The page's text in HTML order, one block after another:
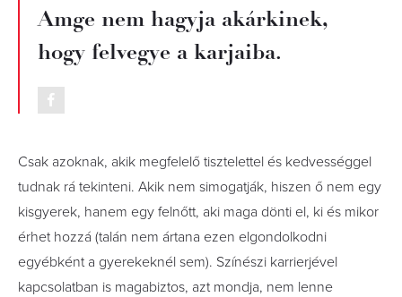
Amge nem hagyja akárkinek,
hogy felvegye a karjaiba.
Csak azoknak, akik megfelelő tisztelettel és kedvességgel
tudnak rá tekinteni. Akik nem simogatják, hiszen ő nem egy
kisgyerek, hanem egy felnőtt, aki maga dönti el, ki és mikor
érhet hozzá (talán nem ártana ezen elgondolkodni
egyébként a gyerekeknél sem). Színészi karrierjével
kapcsolatban is magabiztos, azt mondja, nem lenne